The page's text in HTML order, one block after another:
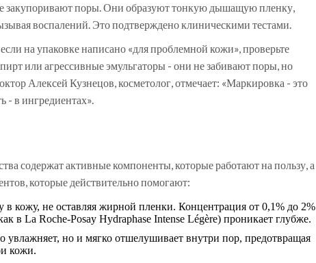
закупоривают поры. Они образуют тонкую дышащую пленку,
воспалений. Это подтверждено клиническими тестами.
на упаковке написано «для проблемной кожи», проверьте
или агрессивные эмульгаторы - они не забивают поры, но
Алексей Кузнецов, косметолог, отмечает: «Маркировка - это
- в ингредиентах».
содержат активные компоненты, которые работают на пользу, а
которые действительно помогают:
в кожу, не оставляя жирной пленки. Концентрация от 0,1% до 2%
в La Roche-Posay Hydraphase Intense Légère) проникает глубже.
увлажняет, но и мягко отшелушивает внутри пор, предотвращая
кожи.